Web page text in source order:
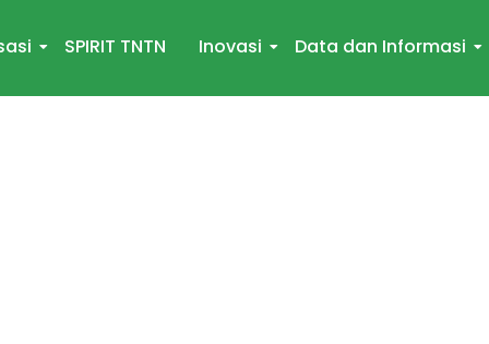
SPIRIT TNTN Inovasi Data dan Informasi